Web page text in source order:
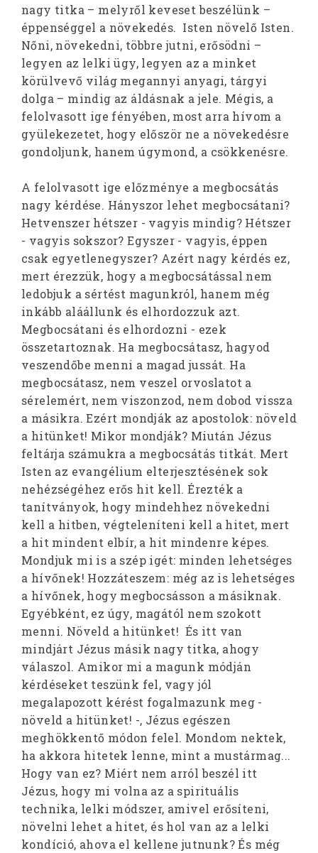
nagy titka – melyről keveset beszélünk –
éppenséggel a növekedés. Isten növelő Isten.
Nőni, növekedni, többre jutni, erősödni –
legyen az lelki ügy, legyen az a minket
körülvevő világ megannyi anyagi, tárgyi
dolga – mindig az áldásnak a jele. Mégis, a
felolvasott ige fényében, most arra hívom a
gyülekezetet, hogy először ne a növekedésre
gondoljunk, hanem úgymond, a csökkenésre.
A felolvasott ige előzménye a megbocsátás
nagy kérdése. Hányszor lehet megbocsátani?
Hetvenszer hétszer - vagyis mindig? Hétszer
- vagyis sokszor? Egyszer - vagyis, éppen
csak egyetlenegyszer? Azért nagy kérdés ez,
mert érezzük, hogy a megbocsátással nem
ledobjuk a sértést magunkról, hanem még
inkább aláállunk és elhordozzuk azt.
Megbocsátani és elhordozni - ezek
összetartoznak. Ha megbocsátasz, hagyod
veszendőbe menni a magad jussát. Ha
megbocsátasz, nem veszel orvoslatot a
sérelemért, nem viszonzod, nem dobod vissza
a másikra. Ezért mondják az apostolok: növeld
a hitünket! Mikor mondják? Miután Jézus
feltárja számukra a megbocsátás titkát. Mert
Isten az evangélium elterjesztésének sok
nehézségéhez erős hit kell. Érezték a
tanítványok, hogy mindehhez növekedni
kell a hitben, végteleníteni kell a hitet, mert
a hit mindent elbír, a hit mindenre képes.
Mondjuk mi is a szép igét: minden lehetséges
a hívőnek! Hozzáteszem: még az is lehetséges
a hívőnek, hogy megbocsásson a másiknak.
Egyébként, ez úgy, magától nem szokott
menni. Növeld a hitünket! És itt van
mindjárt Jézus másik nagy titka, ahogy
válaszol. Amikor mi a magunk módján
kérdéseket teszünk fel, vagy jól
megalapozott kérést fogalmazunk meg -
növeld a hitünket! -, Jézus egészen
meghökkentő módon felel. Mondom nektek,
ha akkora hitetek lenne, mint a mustármag...
Hogy van ez? Miért nem arról beszél itt
Jézus, hogy mi volna az a spirituális
technika, lelki módszer, amivel erősíteni,
növelni lehet a hitet, és hol van az a lelki
kondíció, ahova el kellene jutnunk? És még